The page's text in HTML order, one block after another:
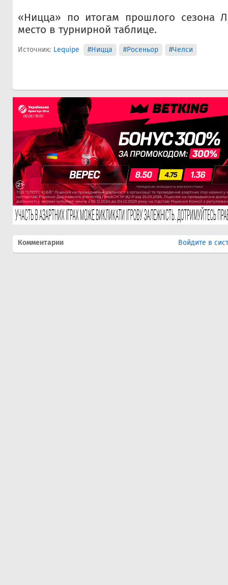
«Ницца» по итогам прошлого сезона
место в турнирной таблице.
Источник: Lequipe #Ницца #Росеньор #Челси
Комментарии Войдите в